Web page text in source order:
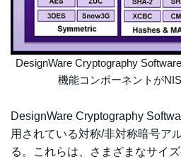
DesignWare Cryptography
機能コンポーネントが
DesignWare Cryptography
用されている対称/非対称暗号ア
る。これらは、さまざまなサイ